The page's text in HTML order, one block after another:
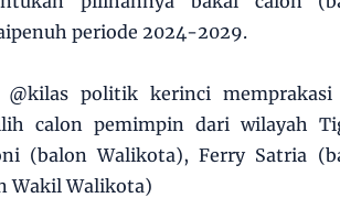
periode 2024-2029.
@kilas politik kerinci
calon pemimpin dari wilayah
(balon Walikota), Ferry Satria
Wakil Walikota)